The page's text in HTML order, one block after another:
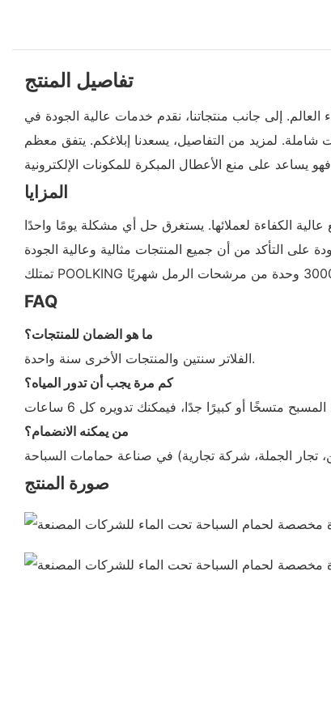
تفاصيل المنتج
العالم. إلى جانب منتجاتنا، نقدم خدمات عالية الجودة في
لمزيد من التفاصيل، يسعدنا إبلاغكم. يتفق معظم
المزايا
FAQ
ما هو الضمان للمنتجات؟
الفلاتر سنتين والمنتجات الأخرى سنة واحدة.
كم مرة يجب أن تدور المياه؟
من يمكنه الانضمام؟
صورة المنتج